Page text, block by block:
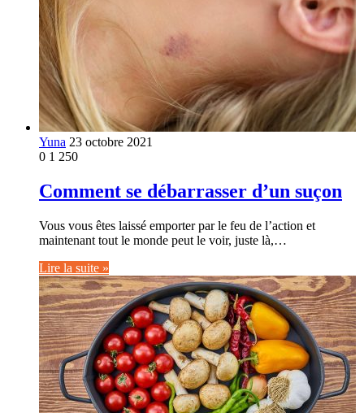
Yuna 23 octobre 2021
0 1 250
Comment se débarrasser d’un suçon
Vous vous êtes laissé emporter par le feu de l’action et
maintenant tout le monde peut le voir, juste là,…
Lire la suite »